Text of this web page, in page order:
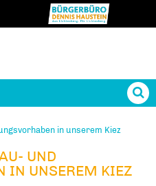
in unserem Kiez
UND
IN UNSEREM KIEZ
UND
IN UNSEREM KIEZ